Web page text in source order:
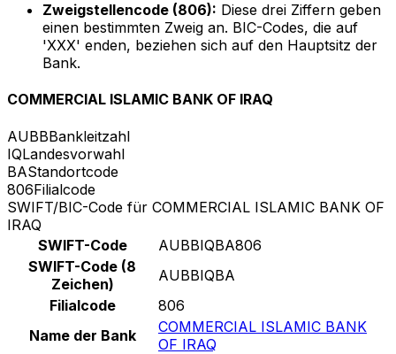
Zweigstellencode (806): Diese drei Ziffern geben
einen bestimmten Zweig an. BIC-Codes, die auf
'XXX' enden, beziehen sich auf den Hauptsitz der
Bank.
COMMERCIAL ISLAMIC BANK OF IRAQ
AUBBBankleitzahl
IQLandesvorwahl
BAStandortcode
806Filialcode
SWIFT/BIC-Code für COMMERCIAL ISLAMIC BANK OF
IRAQ
SWIFT-Code
AUBBIQBA806
SWIFT-Code (8
Zeichen)
AUBBIQBA
Filialcode
806
Name der Bank
COMMERCIAL ISLAMIC BANK
OF IRAQ